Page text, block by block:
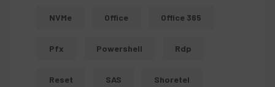
NVMe Office Office 365
Pfx Powershell Rdp
Reset SAS Shoretel